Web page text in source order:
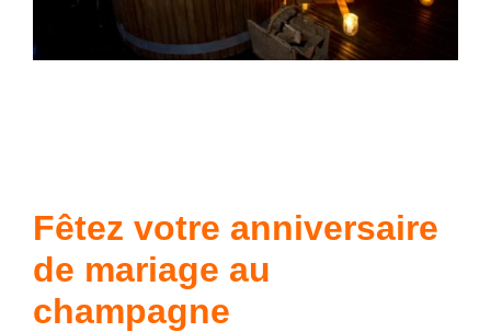
Fêtez votre anniversaire
de mariage au
champagne